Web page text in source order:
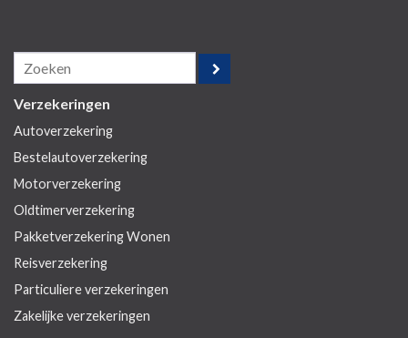
Verzekeringen
Autoverzekering
Bestelautoverzekering
Motorverzekering
Oldtimerverzekering
Pakketverzekering Wonen
Reisverzekering
Particuliere verzekeringen
Zakelijke verzekeringen